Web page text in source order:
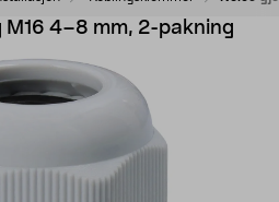
4–8 mm, 2-pakning